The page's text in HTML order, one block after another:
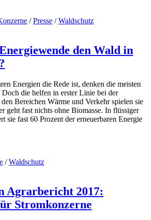
/Presse /Waldschutz
den Wald in
Energien die Rede ist, denken die meisten
die helfen in erster Linie bei der
Bereichen Wärme und Verkehr spielen sie
geht fast nichts ohne Biomasse. In flüssiger
sie fast 60 Prozent der erneuerbaren Energie
/Waldschutz
Agrarbericht 2017:
Stromkonzerne